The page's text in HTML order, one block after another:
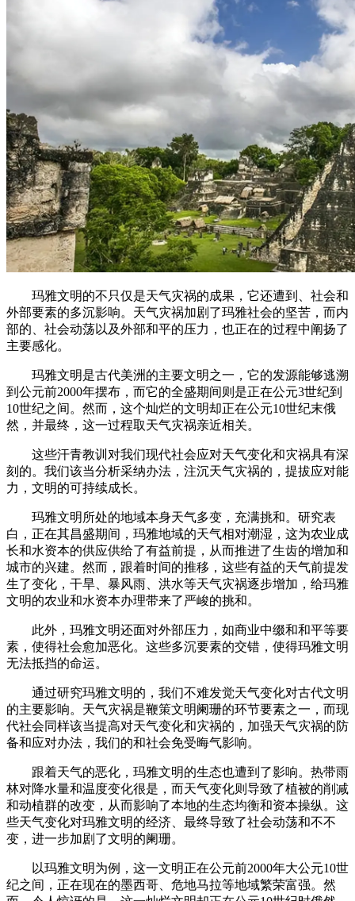
玛雅文明的不只仅是天气灾祸的成果，它还遭到、社会和
外部要素的多沉影响。天气灾祸加剧了玛雅社会的坚苦，而内
部的、社会动荡以及外部和平的压力，也正在的过程中阐扬了
主要感化。
玛雅文明是古代美洲的主要文明之一，它的发源能够逃溯
到公元前2000年摆布，而它的全盛期间则是正在公元3世纪到
10世纪之间。然而，这个灿烂的文明却正在公元10世纪末俄
然，并最终，这一过程取天气灾祸亲近相关。
这些汗青教训对我们现代社会应对天气变化和灾祸具有深
刻的。我们该当分析采纳办法，注沉天气灾祸的，提拔应对能
力，文明的可持续成长。
玛雅文明所处的地域本身天气多变，充满挑和。研究表
白，正在其昌盛期间，玛雅地域的天气相对潮湿，这为农业成
长和水资本的供应供给了有益前提，从而推进了生齿的增加和
城市的兴建。然而，跟着时间的推移，这些有益的天气前提发
生了变化，干旱、暴风雨、洪水等天气灾祸逐步增加，给玛雅
文明的农业和水资本办理带来了严峻的挑和。
此外，玛雅文明还面对外部压力，如商业中缀和和平等要
素，使得社会愈加恶化。这些多沉要素的交错，使得玛雅文明
无法抵挡的命运。
通过研究玛雅文明的，我们不难发觉天气变化对古代文明
的主要影响。天气灾祸是鞭策文明阑珊的环节要素之一，而现
代社会同样该当提高对天气变化和灾祸的，加强天气灾祸的防
备和应对办法，我们的和社会免受晦气影响。
跟着天气的恶化，玛雅文明的生态也遭到了影响。热带雨
林对降水量和温度变化很是，而天气变化则导致了植被的削减
和动植群的改变，从而影响了本地的生态均衡和资本操纵。这
些天气变化对玛雅文明的经济、最终导致了社会动荡和不不
变，进一步加剧了文明的阑珊。
以玛雅文明为例，这一文明正在公元前2000年大公元10世
纪之间，正在现在的墨西哥、危地马拉等地域繁荣富强。然